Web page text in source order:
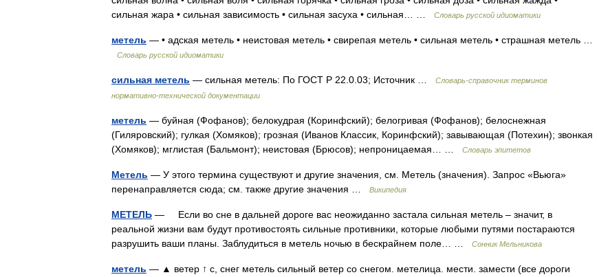
сильная жара • сильная зависимость • сильная засуха • сильная… …
Словарь русской идиоматики
метель — • адская метель • неистовая метель • свирепая метель • сильная метель • страшная метель …
Словарь русской идиоматики
сильная метель — сильная метель: По ГОСТ Р 22.0.03; Источник …
Словарь-справочник терминов
нормативно-технической документации
метель — буйная (Фофанов); белокудрая (Коринфский); белогривая (Фофанов); белоснежная
(Гиляровский); гулкая (Хомяков); грозная (Иванов Классик, Коринфский); завывающая (Потехин); звонкая
(Хомяков); мглистая (Бальмонт); неистовая (Брюсов); непроницаемая… …
Словарь эпитетов
Метель — У этого термина существуют и другие значения, см. Метель (значения). Запрос «Вьюга»
перенаправляется сюда; см. также другие значения …
Википедия
МЕТЕЛЬ — Если во сне в дальней дороге вас неожиданно застала сильная метель – значит, в
реальной жизни вам будут противостоять сильные противники, которые любыми путями постараются
разрушить ваши планы. Заблудиться в метель ночью в бескрайнем поле… …
Сонник Мельникова
метель — ▲ ветер ↑ с, снег метель сильный ветер со снегом. метелица. мести. замести (все дороги